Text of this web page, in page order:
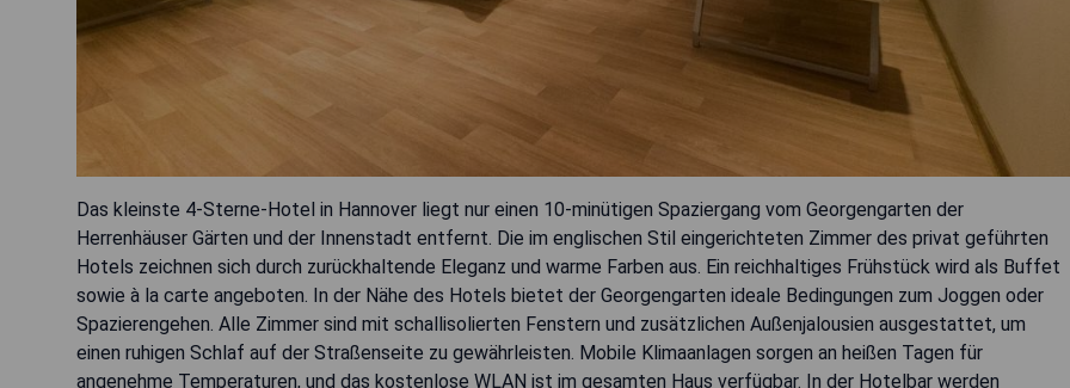
Das kleinste 4-Sterne-Hotel in Hannover liegt nur einen 10-minütigen Spaziergang vom Georgengarten der
Herrenhäuser Gärten und der Innenstadt entfernt. Die im englischen Stil eingerichteten Zimmer des privat geführten
Hotels zeichnen sich durch zurückhaltende Eleganz und warme Farben aus. Ein reichhaltiges Frühstück wird als Buffet
sowie à la carte angeboten. In der Nähe des Hotels bietet der Georgengarten ideale Bedingungen zum Joggen oder
Spazierengehen. Alle Zimmer sind mit schallisolierten Fenstern und zusätzlichen Außenjalousien ausgestattet, um
einen ruhigen Schlaf auf der Straßenseite zu gewährleisten. Mobile Klimaanlagen sorgen an heißen Tagen für
angenehme Temperaturen, und das kostenlose WLAN ist im gesamten Haus verfügbar. In der Hotelbar werden